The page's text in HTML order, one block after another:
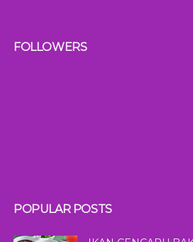
FOLLOWERS
POPULAR POSTS